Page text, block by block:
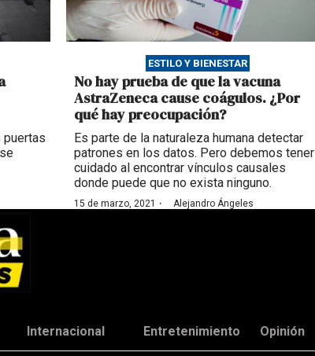
puertas
ESTILO Y BIENESTAR
No hay prueba de que la vacuna
AstraZeneca cause coágulos. ¿Por
qué hay preocupación?
Es parte de la naturaleza humana detectar
patrones en los datos. Pero debemos tener
cuidado al encontrar vínculos causales
donde puede que no exista ninguno.
15 de marzo, 2021 · Alejandro Ángeles
Internacional Entretenimiento Opinión